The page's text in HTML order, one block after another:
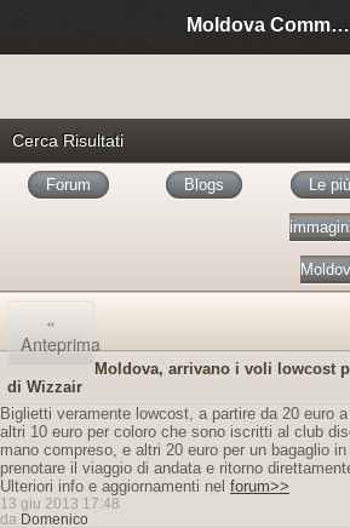
Moldova Community Italia
Cerca Risultati
Forum Blogs Le
«
Anteprima
Moldova, arrivano i voli lowcost
di Wizzair
Biglietti veramente lowcost, a partire da 20 euro
altri 10 euro per coloro che sono iscritti al club
mano compreso, e altri 20 euro per un bagaglio
prenotare il viaggio di andata e ritorno
Ulteriori info e aggiornamenti nel forum>>
13 giu 2013 17:48
da Domenico